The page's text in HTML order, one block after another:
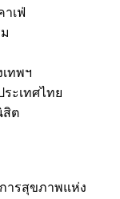
เฟ่
ทพฯ
ะเทศไทย
สิต
ารสุขภาพแห่ง